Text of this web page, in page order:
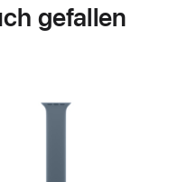
gefallen